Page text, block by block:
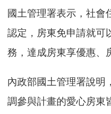
國土管理署表示，社會
認定，房東免申請就可
務，達成房東享優惠、
內政部國土管理署說明
調參與計畫的愛心房東